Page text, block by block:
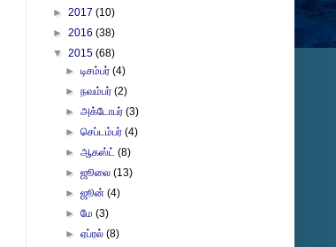
► 2017 (10)
► 2016 (38)
▼ 2015 (68)
►டிசம்பர்(4)
►நவம்பர்(2)
►அக்டோபர்(3)
►செப்டம்பர்(4)
►ஆகஸ்ட்(8)
►ஜூலை(13)
►ஜூன்(4)
►மே(3)
►ஏப்ரல்(8)